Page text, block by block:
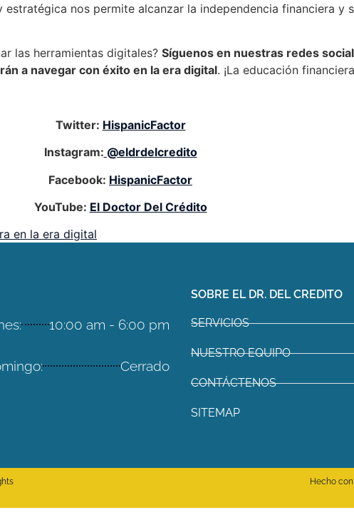
nos permite alcanzar la independencia financiera y
las herramientas digitales? Síguenos en nuestras redes
a navegar con éxito en la era digital. ¡La educación
Twitter: HispanicFactor
Instagram: @eldrdelcredito
Facebook: HispanicFactor
YouTube: El Doctor Del Crédito
en la era digital
10:00 am - 6:00 pm
Cerrado
SOBRE EL DR. DEL CREDITO
SERVICIOS
NUESTRO EQUIPO
CONTÁCTENOS
SITEMAP
Hecho con